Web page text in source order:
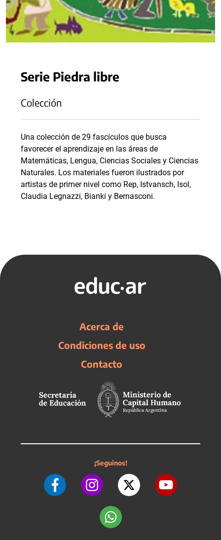
Serie Piedra libre
Colección
Una colección de 29 fascículos que busca
favorecer el aprendizaje en las áreas de
Matemáticas, Lengua, Ciencias Sociales y Ciencias
Naturales. Los materiales fueron ilustrados por
artistas de primer nivel como Rep, Istvansch, Isol,
Claudia Legnazzi, Bianki y Bernasconi.
Acerca de
Condiciones de uso
Contacto
¡Seguinos!